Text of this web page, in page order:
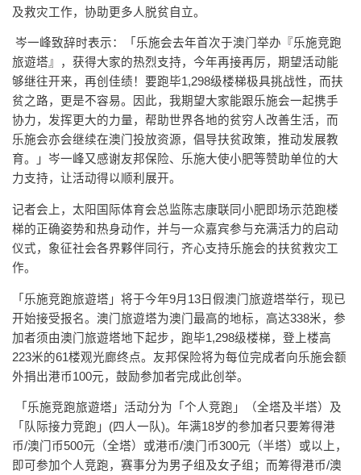
及救灾工作，协助更多人脱贫自立。
岑一峰致辞时表示：「乐施会去年首次于澳门举办『乐施竞跑
旅遊塔』，获得大家的热烈支持，今年再接再厉，期望活动能
够继往开来，再创佳绩！要跑毕1,298级楼梯极具挑战性，而扶
贫之路，更是不容易。因此，我期望大家能跟乐施会一起携手
协力，发挥更大的力量，帮助世界各地的贫穷人改善生活，而
乐施会亦会继续在澳门投放资源，倡导扶贫政策，推动发展教
育。」岑一峰又感谢友邦保险、乐施大使小肥等赞助单位的大
力支持，让活动得以顺利展开。
记者会上，太阳国际体育会总监陈志康联同小肥即场示范跑楼
梯的正确姿势和热身动作，并与一众嘉宾参与充满活力的启动
仪式，象征社会各界夥伴同行，齐心支持乐施会的扶贫救灾工
作。
「乐施竞跑旅遊塔」将于今年9月13日假澳门旅遊塔举行，现已
开始接受报名。澳门旅遊塔为澳门最高的地标，高达338米，参
加者须由澳门旅遊塔地下起步，跑毕1,298级楼梯，登上楼高
223米的61楼观光廊终点。友邦保险将为每位完成者向乐施会额
外捐出港币100元，鼓励参加者完成此创举。
「乐施竞跑旅遊塔」活动分为「个人竞跑」（全塔及半塔）及
「队际接力竞跑」(四人一队)。年满18岁的参加者只要筹得港
币/澳门币500元（全塔）或港币/澳门币300元（半塔）或以上，
即可参加个人竞跑，赛事分为男子组及女子组；而筹得港币/澳